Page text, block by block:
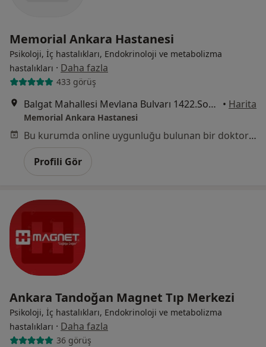
Memorial Ankara Hastanesi
Psikoloji, İç hastalıkları, Endokrinoloji ve metabolizma
hastalıkları · Daha fazla
433 görüş
Balgat Mahallesi Mevlana Bulvarı 1422.Sokak No:4, Çankaya • Harita
Memorial Ankara Hastanesi
Bu kurumda online uygunluğu bulunan bir doktor veya uzman bulunamadı
Profili Gör
Ankara Tandoğan Magnet Tıp Merkezi
Psikoloji, İç hastalıkları, Endokrinoloji ve metabolizma
hastalıkları · Daha fazla
36 görüş